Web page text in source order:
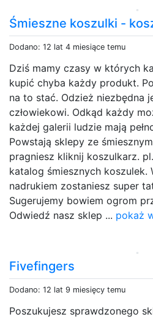
Śmieszne koszulki -
Dodano: 12 lat 4 miesiące temu
Dziś mamy czasy w których
kupić chyba każdy produkt.
na to stać. Odzież niezbędna
człowiekowi. Odkąd każdy
każdej galerii ludzie mają
Powstają sklepy ze
pragniesz kliknij koszulkarz.
katalog śmiesznych koszulek.
nadrukiem zostaniesz super
Sugerujemy bowiem ogrom
Odwiedź nasz sklep ... pokaż
Fivefingers
Dodano: 12 lat 9 miesięcy temu
Poszukujesz sprawdzonego